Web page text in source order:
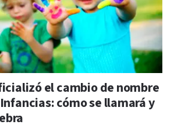
el cambio de nombre
cómo se llamará y